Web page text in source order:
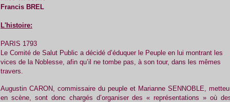
Francis BREL
L'histoire:
PARIS 1793
Le Comité de Salut Public a décidé d’éduquer le Peuple en lui montrant les
vices de la Noblesse, afin qu’il ne tombe pas, à son tour, dans les mêmes
travers.
Augustin CARON, commissaire du peuple et Marianne SENNOBLE,
en scène, sont donc chargés d’organiser des « représentations » où